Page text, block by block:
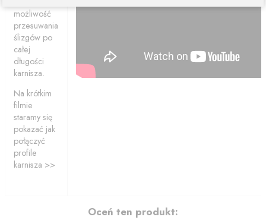
możliwość
przesuwania
ślizgów po
całej
długości
karnisza.
Na krótkim
filmie
staramy się
pokazać jak
połączyć
profile
karnisza >>
Oceń ten produkt: